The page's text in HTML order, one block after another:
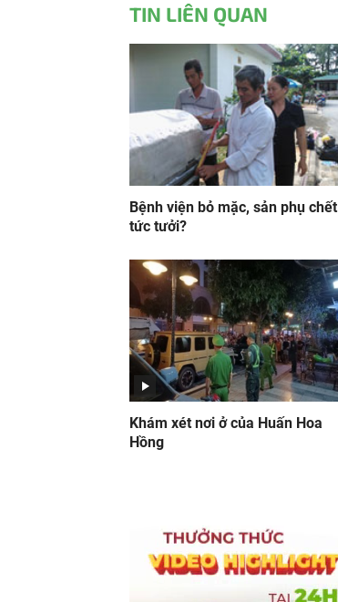
TIN LIÊN QUAN
Bệnh viện bỏ mặc, sản phụ chết
tức tưởi?
Khám xét nơi ở của Huấn Hoa
Hồng